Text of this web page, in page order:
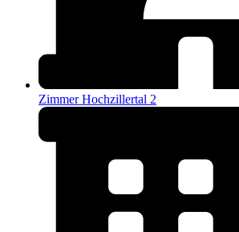
Zimmer Hochzillertal 2